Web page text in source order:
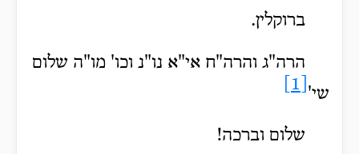
ברוקלין.
הרה"ג והרה"ח אי"א נו"נ וכו' מו"ה שלום
שי'
שלום וברכה!